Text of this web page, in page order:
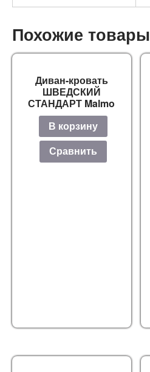
Похожие товары
Диван-кровать
ШВЕДСКИЙ
СТАНДАРТ Malmo
В корзину
Сравнить